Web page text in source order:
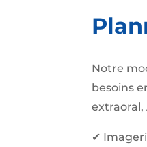
Notre
besoins
extraoral,
✔